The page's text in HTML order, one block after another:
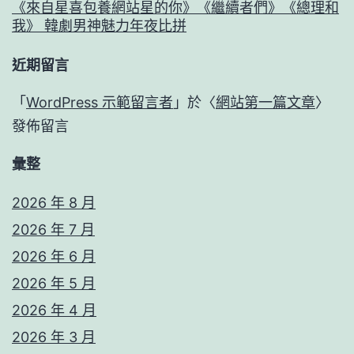
《來自星喜包養網站星的你》《繼續者們》《總理和
我》 韓劇男神魅力年夜比拼
近期留言
「 WordPress 示範留言者 」於〈網站第一篇文章〉
發佈留言
彙整
2026 年 8 月
2026 年 7 月
2026 年 6 月
2026 年 5 月
2026 年 4 月
2026 年 3 月